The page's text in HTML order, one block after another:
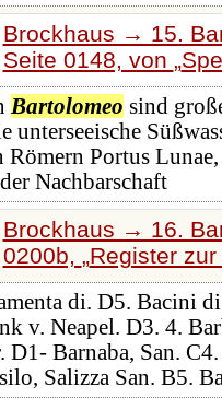
Brockhaus → 15.
Seite 0148, von
Bartolomeo sind
unterseeische
Römern Portus
Nachbarschaft
Brockhaus → 16.
0200b,
Register
di. D5. Bacini
v. Neapel. D3. 4.
D1- Barnaba, San.
Salizza San. B5.